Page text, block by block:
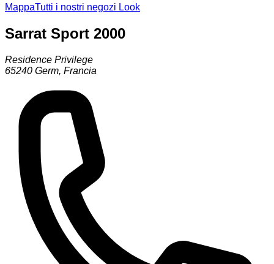
MappaTutti i nostri negozi Look
Sarrat Sport 2000
Residence Privilege
65240 Germ, Francia